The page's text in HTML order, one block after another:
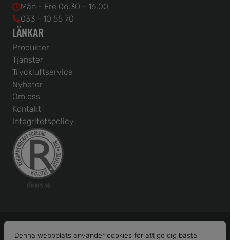
Mån - Fre 06.30 - 16.00
033 - 10 55 70
LÄNKAR
Produkter
Tjänster
Tryckluftservice
Nyheter
Om oss
Kontakt
Integritetspolicy
Denna webbplats använder cookies för att ge dig bästa